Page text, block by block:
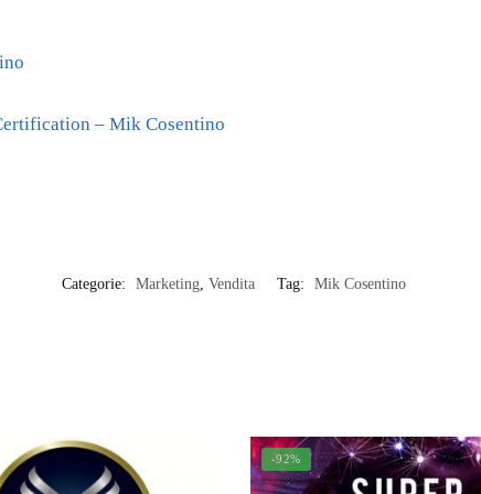
– Mik Cosentino
Categorie: Marketing, Vendita Tag: Mik Cosentino
-92%